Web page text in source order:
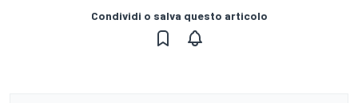
Condividi o salva questo articolo